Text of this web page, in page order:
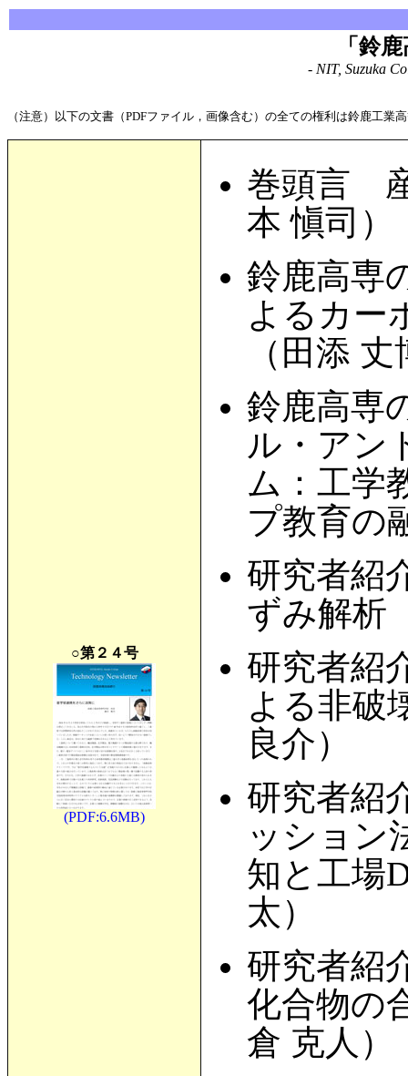
「鈴
- NIT, Suzuka
（注意）以下の文書（PDFファイル，画像含む）の全ての権利は鈴鹿工業
○第２４号
(PDF:6.6MB)
巻頭言
本 愼司）
鈴鹿高専
よるカ
（田添
鈴鹿高専
ル・アン
ム：工学
プ教育の
研究者紹
ずみ解
研究者紹
よる非破
良介）
研究者紹
ッション
知と工場
太）
研究者紹
化合物の
倉 克人）